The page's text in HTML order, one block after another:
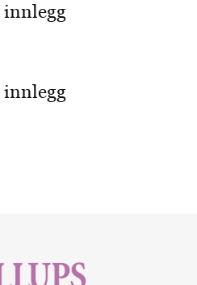
innlegg
innlegg